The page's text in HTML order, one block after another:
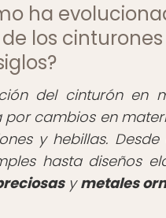
ha
los
del cinturón en
cambios en
y hebillas.
hasta diseños
ymetales